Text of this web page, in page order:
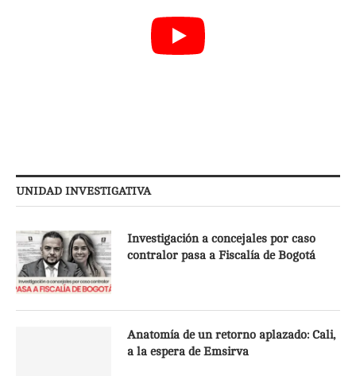
UNIDAD INVESTIGATIVA
Investigación a concejales por caso
contralor pasa a Fiscalía de Bogotá
Anatomía de un retorno aplazado: Cali,
a la espera de Emsirva